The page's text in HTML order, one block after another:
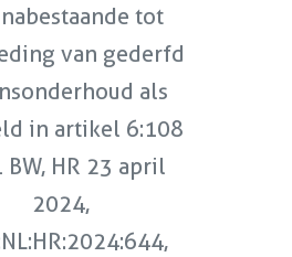
tot
van gederfd
als
in artikel 6:108
BW, HR 23 april
2024,